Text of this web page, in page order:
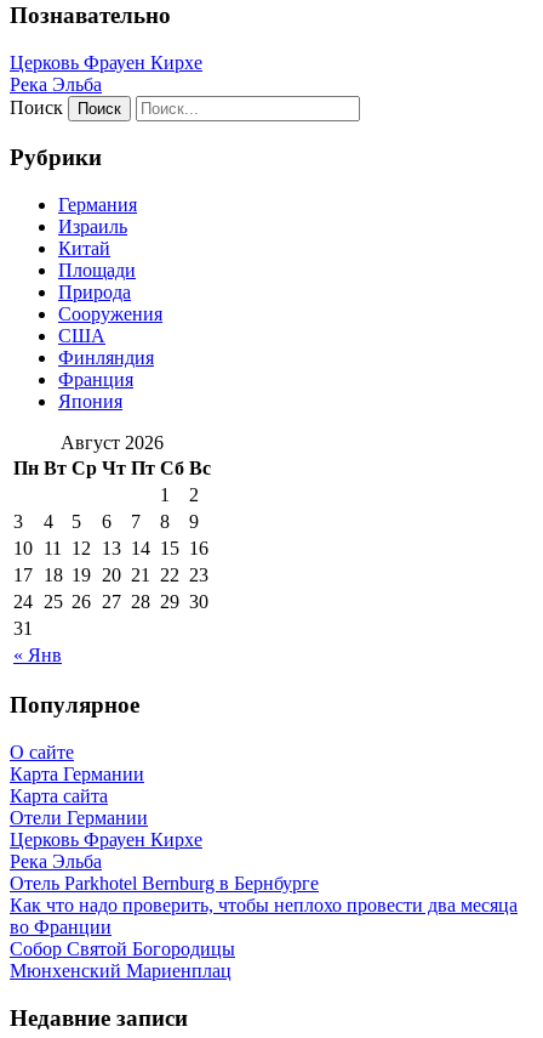
Познавательно
Церковь Фрауен Кирхе
Река Эльба
Поиск
Рубрики
Германия
Израиль
Китай
Площади
Природа
Сооружения
США
Финляндия
Франция
Япония
Август 2026
Пн Вт Ср Чт Пт Сб Вс
« Янв
1
2
3
4 5 6 7 8
9
10 11 12 13 14 15 16
17 18 19 20 21 22 23
24 25 26 27 28 29 30
31
Популярное
О сайте
Карта Германии
Карта сайта
Отели Германии
Церковь Фрауен Кирхе
Река Эльба
Отель Parkhotel Bernburg в Бернбурге
Как что надо проверить, чтобы неплохо провести два месяца
во Франции
Собор Святой Богородицы
Мюнхенский Мариенплац
Недавние записи